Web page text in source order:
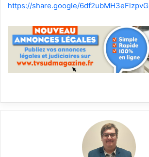
https://share.google/